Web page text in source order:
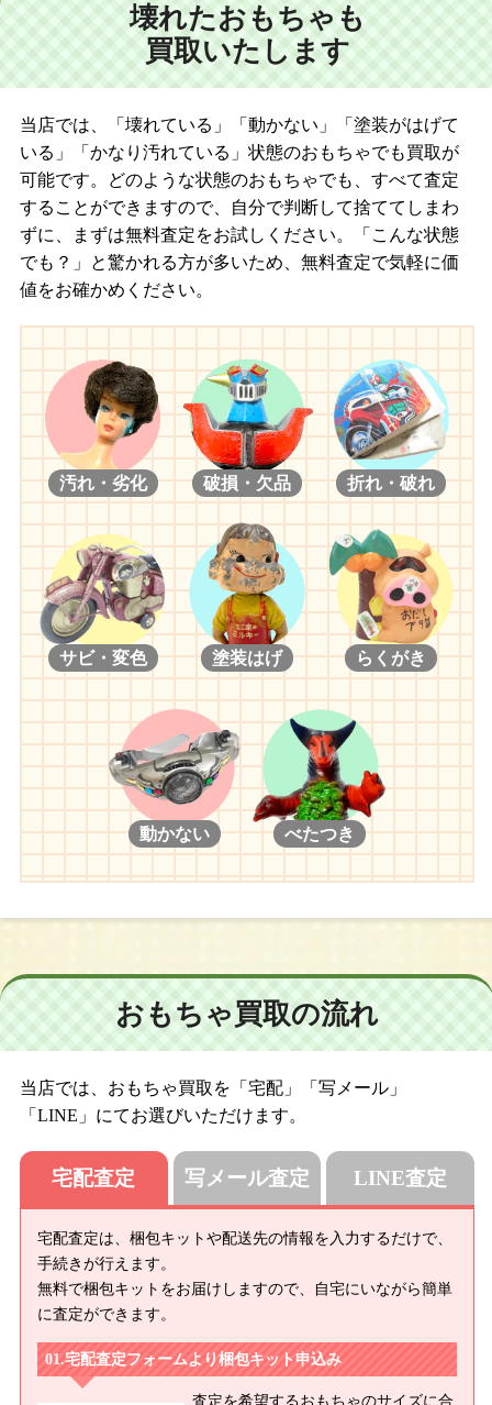
壊れたおもちゃも
買取いたします
当店では、「壊れている」「動かない」「塗装がはげて
いる」「かなり汚れている」状態のおもちゃでも買取が
可能です。どのような状態のおもちゃでも、すべて査定
することができますので、自分で判断して捨ててしまわ
ずに、まずは無料査定をお試しください。「こんな状態
でも？」と驚かれる方が多いため、無料査定で気軽に価
値をお確かめください。
汚れ・劣化 破損・欠品 折れ・破れ
サビ・変色 塗装はげ らくがき
動かない べたつき
おもちゃ買取の流れ
当店では、おもちゃ買取を「宅配」「写メール」
「LINE」にてお選びいただけます。
宅配査定
宅配査定は、梱包キットや配送先の情報を入力するだけで、
手続きが行えます。
無料で梱包キットをお届けしますので、自宅にいながら簡単
に査定ができます。
宅配査定フォームより梱包キット申込み
査定を希望するおもちゃのサイズに合
写メール査定 LINE査定